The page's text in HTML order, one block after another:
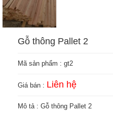
Gỗ thông Pallet 2
Mã sản phẩm : gt2
Giá bán : Liên hệ
Mô tả : Gỗ thông Pallet 2